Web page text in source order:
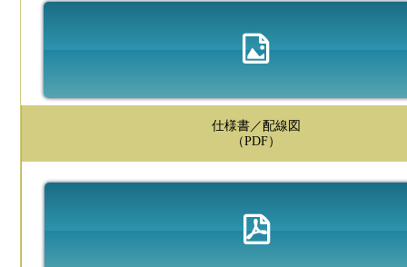
仕様書／配線図
（PDF）